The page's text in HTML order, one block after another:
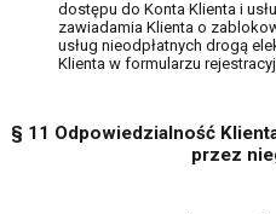
dostępu do Konta Klienta i
zawiadamia Klienta o
usług nieodpłatnych drogą
Klienta w formularzu
§ 11 Odpowiedzialność
przez